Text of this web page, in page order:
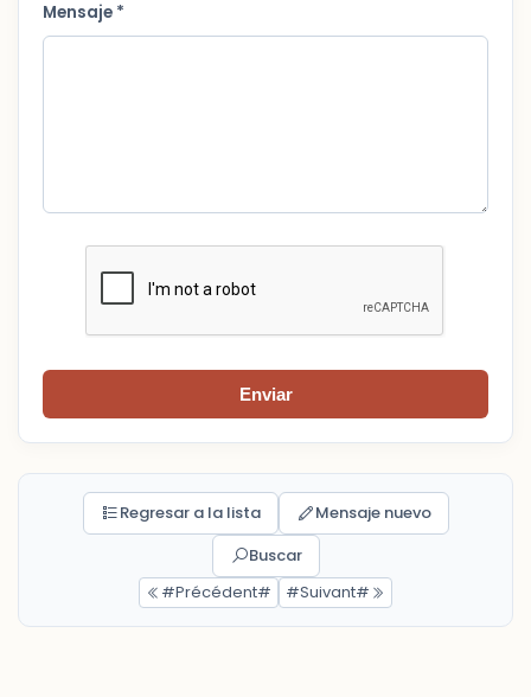
Mensaje *
Enviar
Regresar a la lista
Mensaje nuevo
Buscar
#Précédent#
#Suivant#